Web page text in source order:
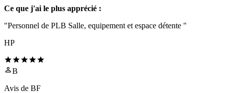
Ce que j'ai le plus apprécié :
"Personnel de PLB Salle, equipement et espace détente "
HP
B
Avis de BF